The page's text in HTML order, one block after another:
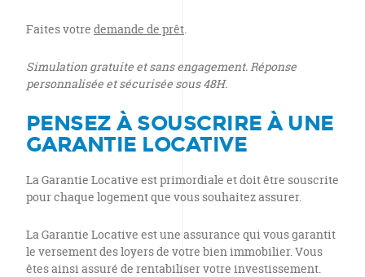
Faites votre demande de prêt.
Simulation gratuite et sans engagement. Réponse
personnalisée et sécurisée sous 48H.
PENSEZ À SOUSCRIRE À UNE
GARANTIE LOCATIVE
La Garantie Locative est primordiale et doit être souscrite
pour chaque logement que vous souhaitez assurer.
La Garantie Locative est une assurance qui vous garantit
le versement des loyers de votre bien immobilier. Vous
êtes ainsi assuré de rentabiliser votre investissement.